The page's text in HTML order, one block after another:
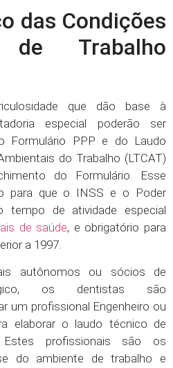
das Condições
de Trabalho
que dão base à
especial poderão ser
Formulário PPP e do Laudo
do Trabalho (LTCAT)
do Formulário. Esse
para que o INSS e o Poder
tempo de atividade especial
de saúde, e obrigatório para
a 1997.
autônomos ou sócios de
os dentistas são
um profissional Engenheiro ou
elaborar o laudo técnico de
Estes profissionais são os
do ambiente de trabalho e